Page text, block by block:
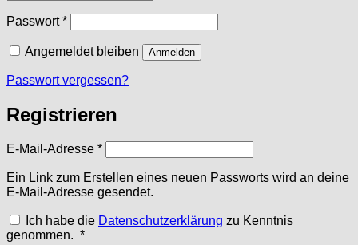
Passwort*Erforderlich
Angemeldet bleiben Anmelden
Passwort vergessen?
Registrieren
E-Mail-Adresse *Erforderlich
Ein Link zum Erstellen eines neuen Passworts wird an deine
E-Mail-Adresse gesendet.
Ich habe die Datenschutzerklärung zu Kenntnis
genommen. *Erforderlich